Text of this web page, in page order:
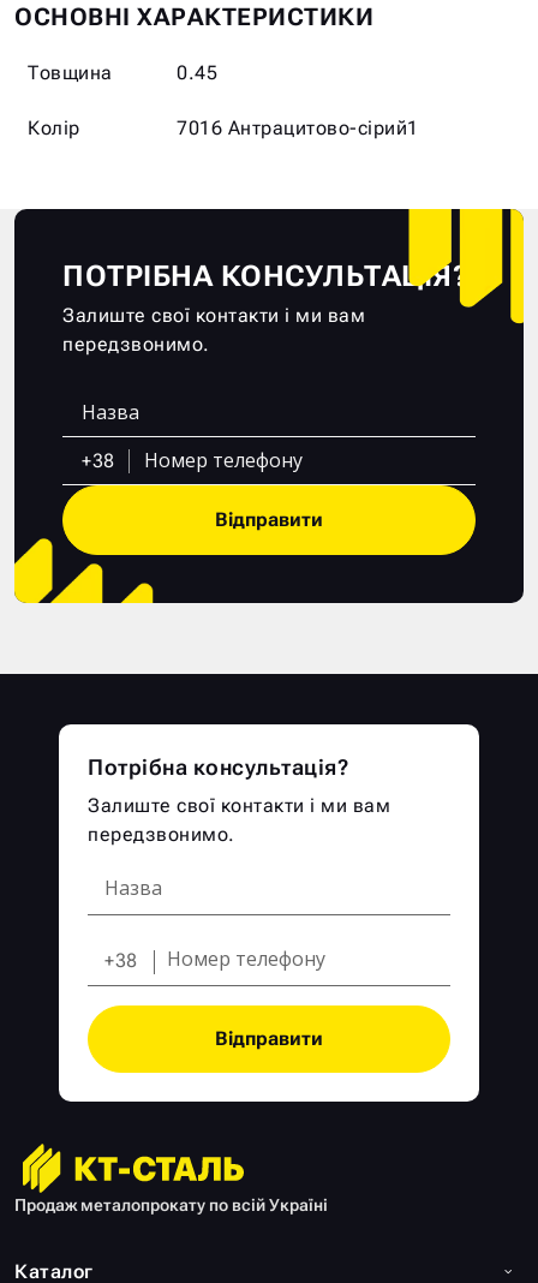
ОСНОВНІ ХАРАКТЕРИСТИКИ
Товщина 0.45
Колір 7016 Антрацитово-сірий1
ПОТРІБНА КОНСУЛЬТАЦІЯ?
Залиште свої контакти і ми вам
передзвонимо.
+38
Відправити
Продаж металопрокату по всій Україні
Каталог
Потрібна консультація?
Залиште свої контакти і ми вам
передзвонимо.
+38
Відправити